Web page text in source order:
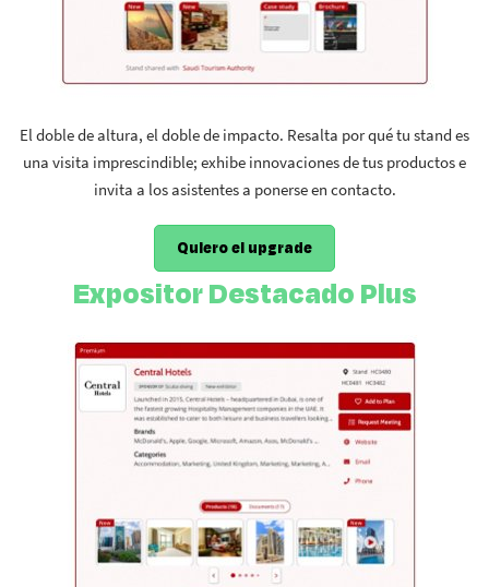
El doble de altura, el doble de impacto. Resalta por qué tu stand es
una visita imprescindible; exhibe innovaciones de tus productos e
invita a los asistentes a ponerse en contacto.
Quiero el upgrade
Expositor Destacado Plus